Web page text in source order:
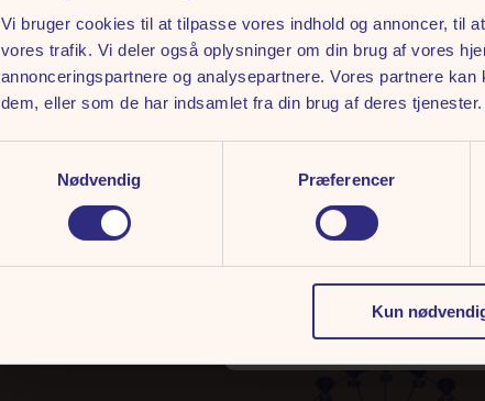
Vi bruger cookies til at tilpasse vores indhold og annoncer, til
vores trafik. Vi deler også oplysninger om din brug af vores
annonceringspartnere og analysepartnere. Vores partnere
dem, eller som de har indsamlet fra din brug af deres tjenester.
Nødvendig
Præferencer
Kun
ALL
Hvorfor nøjes? Med en All
turbånd og lækker mad
planlægningen og
Læs mere